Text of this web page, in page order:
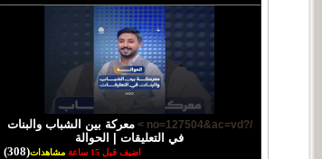
/?no=127504&ac=vd >
معركة بين الشباب والبنات
في التعليقات | الحوالة
اضيف قبل 15 ساعة مشاهدات(308)